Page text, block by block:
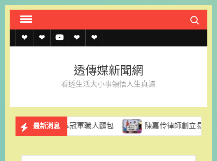
Skip
content
Search
透
約
透
上
記
透 聯
我
官
LINE
透傳媒新聞網
看透生活大小事領悟人生真諦
最新消息
本冠軍職人麵包 陳嘉伶律師創立易勝法律事務所 以專